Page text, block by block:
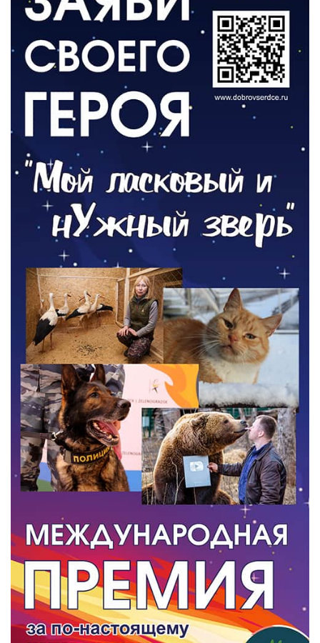
«Второй старт» для ветеранов СВО
РАЗЪЯСНЯЕМ
Контракт с новой выплатой
05.08.2026